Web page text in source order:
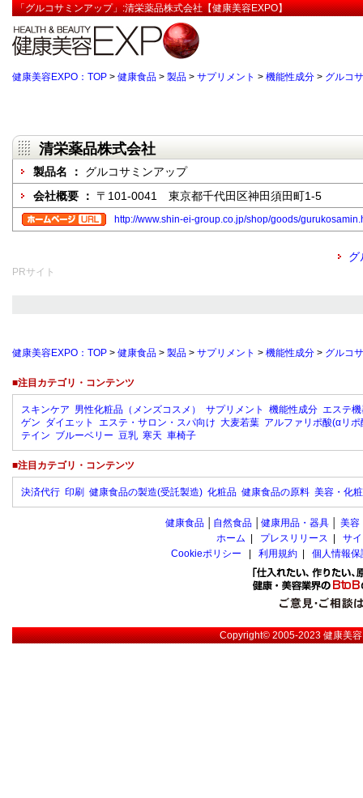
「グルコサミンアップ」:清栄薬品株式会社【健康美容EXPO】
健康美容EXPO：TOP > 健康食品 > 製品 > サプリメント > 機能性成分 > グルコ
清栄薬品株式会社
製品名 ： グルコサミンアップ
会社概要 ： 〒101-0041 東京都千代田区神田須田町1-5
http://www.shin-ei-group.co.jp/shop/goods/
グ
PRサイト
健康美容EXPO：TOP > 健康食品 > 製品 > サプリメント > 機能性成分 > グルコ
■注目カテゴリ・コンテンツ
スキンケア 男性化粧品（メンズコスメ） サプリメント 機能性成分 エステ
ゲン ダイエット エステ・サロン・スパ向け 大麦若葉 アルファリポ酸(αリポ
テイン ブルーベリー 豆乳 寒天 車椅子
■注目カテゴリ・コンテンツ
決済代行 印刷 健康食品の製造(受託製造) 化粧品 健康食品の原料 美容・化
健康食品 自然食品 健康用品・器具 美容
ホーム
プレスリリース
サ
Cookieポリシー
利用規約 個人情報
Copyright© 2005-2023健康美